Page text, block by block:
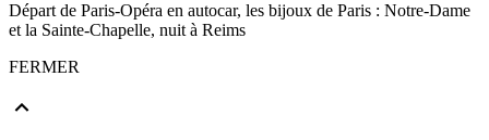
Départ de Paris-Opéra en autocar, les bijoux de Paris : Notre-Dame
et la Sainte-Chapelle, nuit à Reims
FERMER